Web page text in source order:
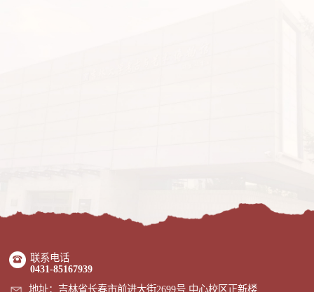
联系电话
0431-85167939
地址：吉林省长春市前进大街2699号 中心校区正新楼